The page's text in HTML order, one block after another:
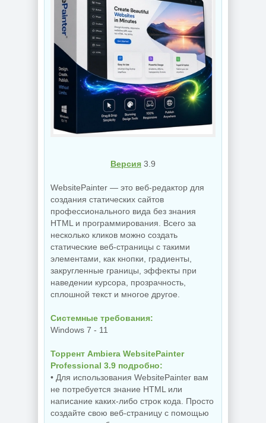
Версия 3.9
WebsitePainter — это веб-редактор для
создания статических сайтов
профессионального вида без знания
HTML и программирования. Всего за
несколько кликов можно создать
статические веб-страницы с такими
элементами, как кнопки, градиенты,
закругленные границы, эффекты при
наведении курсора, прозрачность,
сплошной текст и многое другое.
Системные требования:
Windows 7 - 11
Торрент Ambiera WebsitePainter
Professional 3.9 подробно:
• Для использования WebsitePainter вам
не потребуется знание HTML или
написание каких-либо строк кода. Просто
создайте свою веб-страницу с помощью